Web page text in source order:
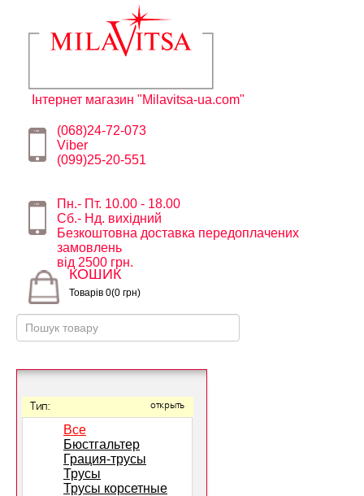
Інтернет магазин "Milavitsa-ua.com"
(068)24-72-073
Viber
(099)25-20-551
Пн.- Пт. 10.00 - 18.00
Сб.- Нд. вихідний
Безкоштовна доставка передоплачених
замовлень
від 2500 грн.
КОШИК
Товарів 0(0 грн)
Тип: открыть
Все
Бюстгальтер
Грация-трусы
Трусы
Трусы корсетные